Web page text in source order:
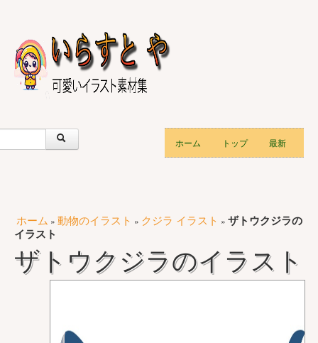
ホーム トップ 最新
ホーム » 動物のイラスト » クジラ イラスト » ザトウクジラの
イラスト
ザトウクジラのイラスト